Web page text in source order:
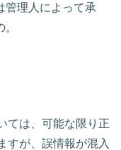
管理人によって承
ては、可能な限り正
すが、誤情報が混入